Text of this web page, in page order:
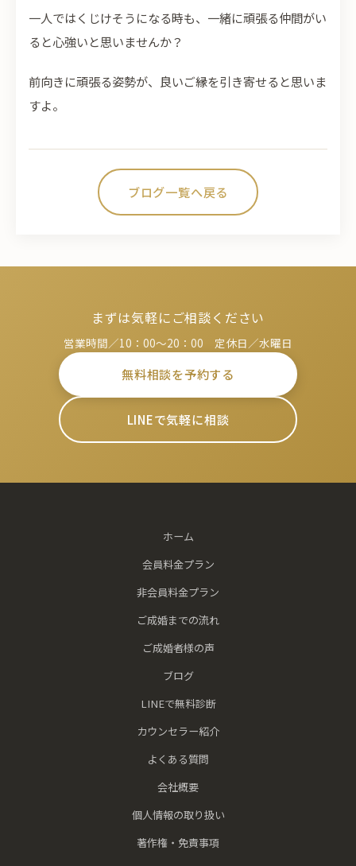
一人ではくじけそうになる時も、一緒に頑張る仲間がい
ると心強いと思いませんか？
前向きに頑張る姿勢が、良いご縁を引き寄せると思いま
すよ。
ブログ一覧へ戻る
まずは気軽にご相談ください
営業時間／10：00～20：00 定休日／水曜日
無料相談を予約する
LINEで気軽に相談
ホーム
会員料金プラン
非会員料金プラン
ご成婚までの流れ
ご成婚者様の声
ブログ
LINEで無料診断
カウンセラー紹介
よくある質問
会社概要
個人情報の取り扱い
著作権・免責事項